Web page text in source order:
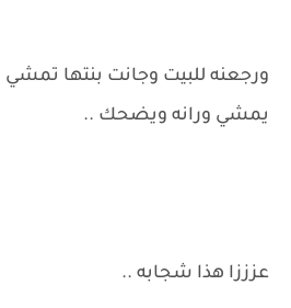
ورجعنه للبيت وجانت بنتها تمشي
يمشي ورانه ويضحك ..
عزززا هذا شجابه ..